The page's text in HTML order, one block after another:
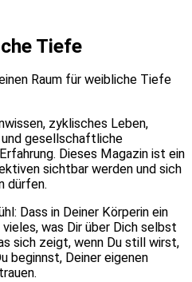
Tiefe
Raum für weibliche Tiefe
zyklisches Leben,
gesellschaftliche
Dieses Magazin ist ein
sichtbar werden und sich
dürfen.
Dass in Deiner Körperin ein
was Dir über Dich selbst
sich zeigt, wenn Du still wirst,
beginnst, Deiner eigenen